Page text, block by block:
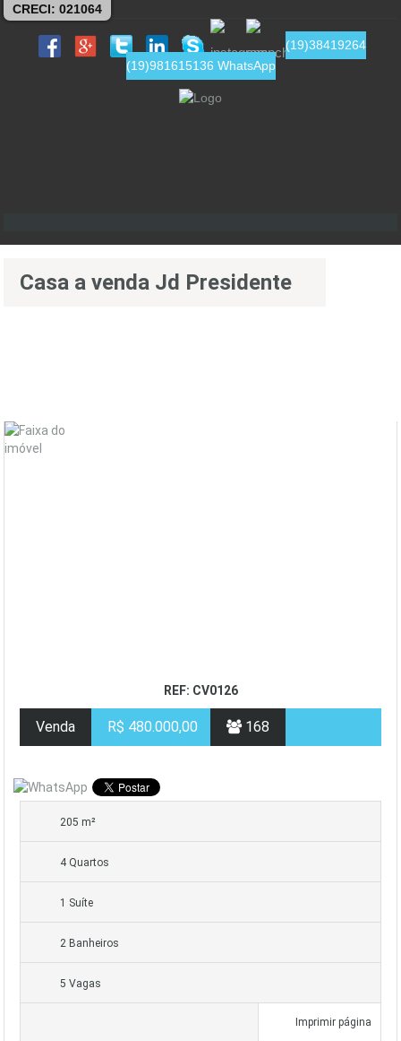
CRECI: 021064
(19)38419264
(19)981615136 WhatsApp
Casa a venda Jd Presidente
REF: CV0126
Venda R$ 480.000,00 168
205 m²
4 Quartos
1 Suíte
2 Banheiros
5 Vagas
Imprimir página